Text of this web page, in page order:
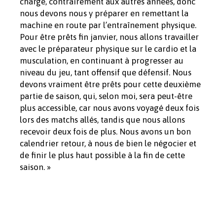
nous devons nous y préparer en remettant la
machine en route par l’entraînement physique.
Pour être prêts fin janvier, nous allons travailler
avec le préparateur physique sur le cardio et la
musculation, en continuant à progresser au
niveau du jeu, tant offensif que défensif. Nous
devons vraiment être prêts pour cette deuxième
partie de saison, qui, selon moi, sera peut-être
plus accessible, car nous avons voyagé deux fois
lors des matchs allés, tandis que nous allons
recevoir deux fois de plus. Nous avons un bon
calendrier retour, à nous de bien le négocier et
de finir le plus haut possible à la fin de cette
saison. »